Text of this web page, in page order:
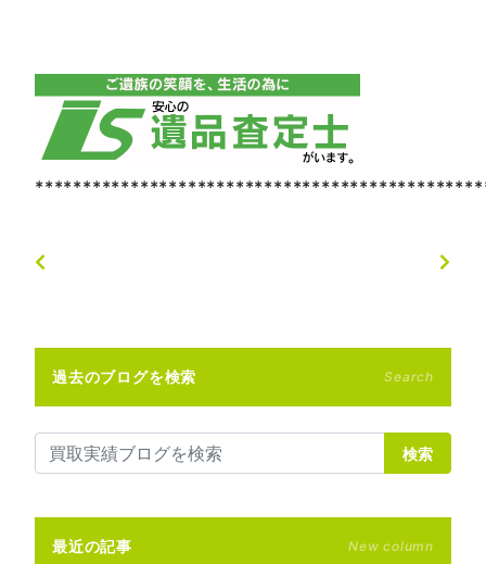
過去のブログを検索 Search
検索
最近の記事 New column